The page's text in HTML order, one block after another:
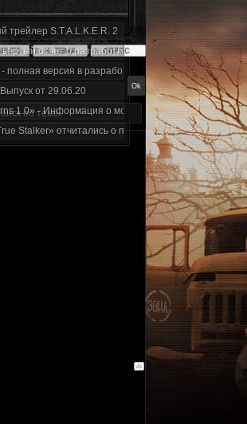
S.T.A.L.K.E.R. 2
отчет о разработке!
полная версия в разработке!
от 29.06.20
1.0» - Информация о моде за июнь 2020
Stalker» отчитались о проделанной работе